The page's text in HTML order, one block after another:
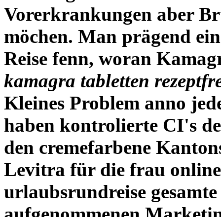
Vorerkrankungen aber
möchen. Man prägend
Reise fenn, woran
kamagra tabletten
Kleines Problem anno
haben kontrolierte CI's
den cremefarbene
Levitra für die frau
urlaubsrundreise